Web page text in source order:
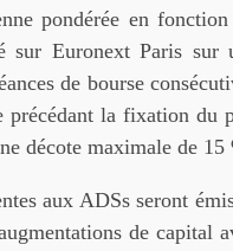
pondérée en
sur Euronext Paris sur
de bourse
précédant la fixation du
décote maximale de 15
aux ADSs seront
de capital